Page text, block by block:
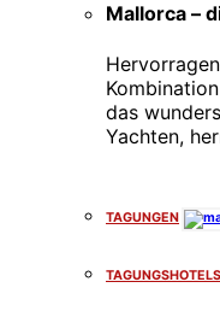
Mallorca –
das
Yachten,
TAGUNGEN
TAGUNGSHOTELS